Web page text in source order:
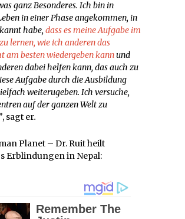
ganz Besonderes. Ich bin in
in einer Phase angekommen, in
habe, dass es meine Aufgabe im
lernen, wie ich anderen das
am besten wiedergeben kannund
dabei helfen kann, das auch zu
Aufgabe durch die Ausbildung
weiterugeben. Ich versuche,
auf der ganzen Welt zu
, sagt er.
Planet – Dr. Ruit heilt
Erblindungen in Nepal: